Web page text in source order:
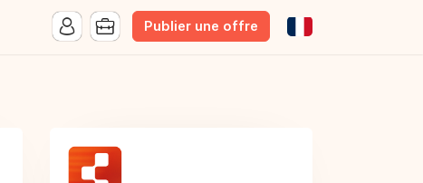
Publier une offre